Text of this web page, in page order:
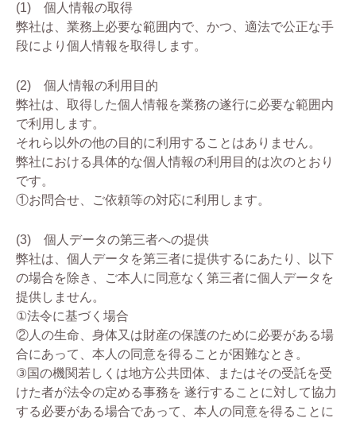
(1) 個人情報の取得
弊社は、業務上必要な範囲内で、かつ、適法で公正な手
段により個人情報を取得します。
(2) 個人情報の利用目的
弊社は、取得した個人情報を業務の遂行に必要な範囲内
で利用します。
それら以外の他の目的に利用することはありません。
弊社における具体的な個人情報の利用目的は次のとおり
です。
①お問合せ、ご依頼等の対応に利用します。
(3) 個人データの第三者への提供
弊社は、個人データを第三者に提供するにあたり、以下
の場合を除き、ご本人に同意なく第三者に個人データを
提供しません。
①法令に基づく場合
②人の生命、身体又は財産の保護のために必要がある場
合にあって、本人の同意を得ることが困難なとき。
③国の機関若しくは地方公共団体、またはその受託を受
けた者が法令の定める事務を 遂行することに対して協力
する必要がある場合であって、本人の同意を得ることに